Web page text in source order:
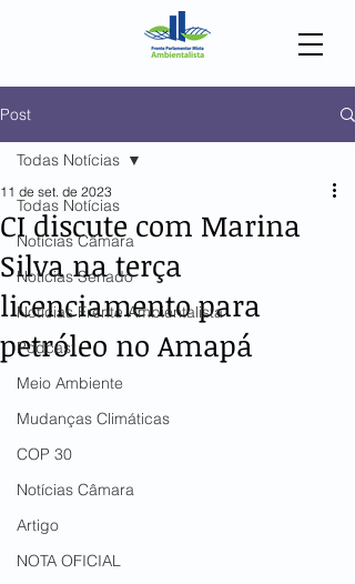
Post
Todas Notícias
Notícias Câmara
Notícias Senado
Notícias Frente Ambientalista
Podcast
Meio Ambiente
Mudanças Climáticas
COP 30
Notícias Câmara
Artigo
NOTA OFICIAL
Todas Notícias
CI discute com Marina
Silva na terça
licenciamento para
petróleo no Amapá
11 de set. de 2023